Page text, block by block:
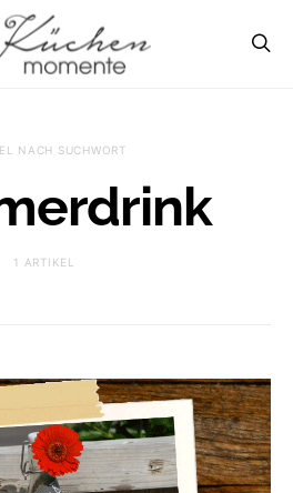
NACH SUCHWORT
1 ARTIKEL